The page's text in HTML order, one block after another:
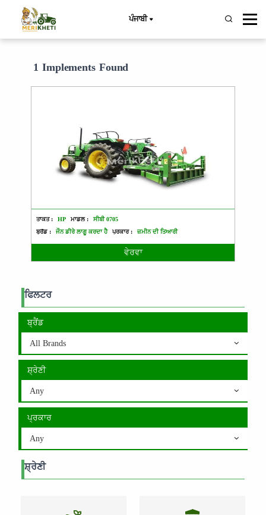
ਪੰਜਾਬੀ
1 Implements Found
ਤਾਕਤ : HP ਮਾਡਲ :
ਸੀਬੀ 0705
ਬ੍ਰੈਂਡ :
ਜੌਨ ਡੀਰੇ ਲਾਗੂ ਕਰਦਾ ਹੈ ਪ੍ਰਕਾਰ : ਜ਼ਮੀਨ ਦੀ ਤਿਆਰੀ
ਵੇਰਵਾ
ਫਿਲਟਰ
ਬ੍ਰੈਂਡ
All Brands
ਸ਼੍ਰੇਣੀ
Any
ਪ੍ਰਕਾਰ
Any
ਸ਼੍ਰੇਣੀ